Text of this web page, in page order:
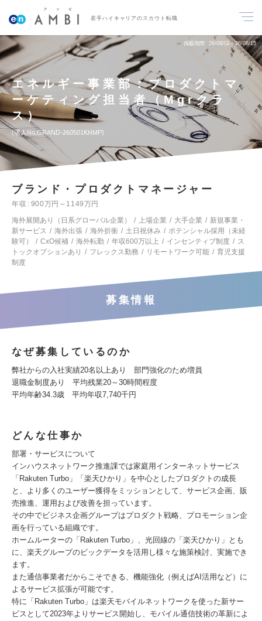
若手ハイキャリアのスカウト転職
掲載期間 26/08/02～26/08/15
エネルギー事業部：プロダクトマ
ーケティング担当者（Mgrクラ
ス）
求人No.GRAND-260501KNMP
ブランド・プロダクトマネージャー
年収
900万円～1149万円
海外展開あり（日系グローバル企業）
上場企業 大手企業
新規事業・
新サービス
海外出張 海外折衝 土日祝休み
ポテンシャル採用（未経
験可）
CxO候補 海外転勤 年収600万以上 インセンティブ制度
ス
トックオプションあり
フレックス勤務 リモートワーク可能
育児支援
制度
募集情報
なぜ募集しているのか
弊社からの入社実績20名以上あり 部門強化のため増員
退職金制度あり 平均残業20～30時間程度
平均年齢34.3歳 平均年収7,740千円
どんな仕事か
部署・サービスについて
インハウスネットワーク推進課では家庭用インターネットサービス
「Rakuten Turbo」「楽天ひかり」を中心としたプロダクトの成長
と、より多くのユーザー獲得をミッションとして、サービス企画、販
売推進、運用および改善を担っています。
その中でビジネス企画グループはプロダクト戦略、プロモーション企
画を行っている組織です。
ホームルーターの「Rakuten Turbo」、光回線の「楽天ひかり」とも
に、楽天グループのビックデータを活用し様々な施策検討、実施でき
ます。
また通信事業者だからこそできる、機能強化（例えばAI活用など）に
よるサービス拡張が可能です。
特に「Rakuten Turbo」は楽天モバイルネットワークを使った新サー
ビスとして2023年よりサービス開始し、モバイル通信技術の革新によ